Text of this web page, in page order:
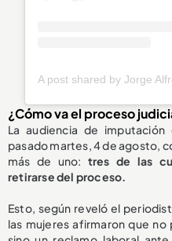
¿Cómo va el proceso
La audiencia de
pasado martes, 4 de agosto,
más de uno: tres de las
retirarse del proceso.
Esto, según reveló el
las mujeres afirmaron que